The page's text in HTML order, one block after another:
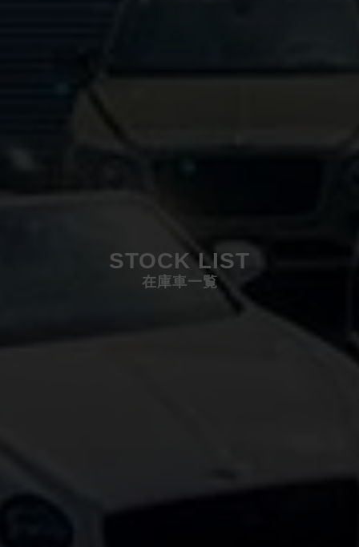
STOCK LIST
在庫車一覧